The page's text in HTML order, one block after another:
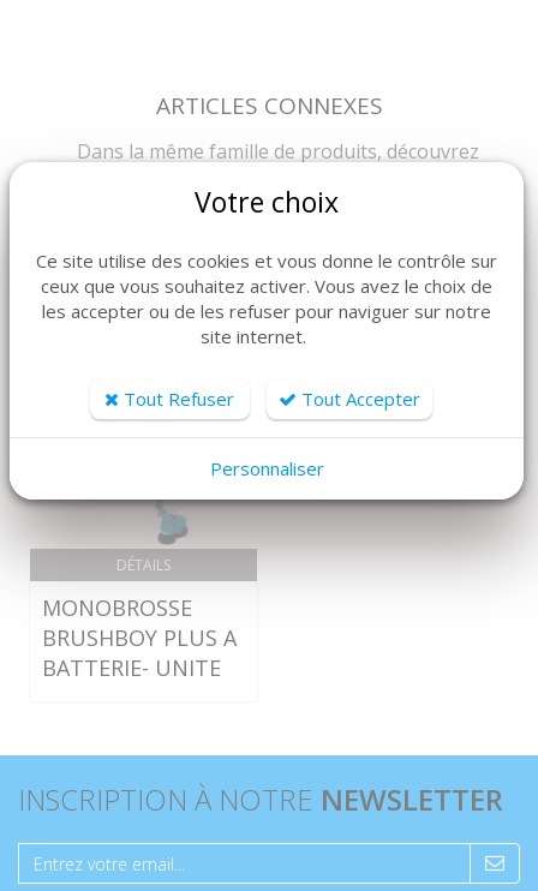
ARTICLES CONNEXES
Dans la même famille de produits, découvrez
DÉTAILS
MONOBROSSE
BRUSHBOY PLUS A
BATTERIE- UNITE
INSCRIPTION À NOTRE NEWSLETTER
Votre choix
Ce site utilise des cookies et vous donne le contrôle sur
ceux que vous souhaitez activer. Vous avez le choix de
les accepter ou de les refuser pour naviguer sur notre
site internet.
Tout Refuser Tout Accepter
Personnaliser